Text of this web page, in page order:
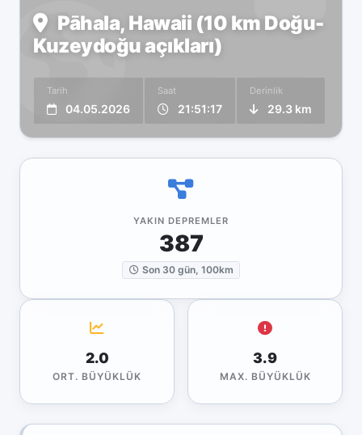
Pāhala, Hawaii (10 km Doğu-
Kuzeydoğu açıkları)
Tarih
04.05.2026
Saat
21:51:17
Derinlik
29.3 km
YAKIN DEPREMLER
387
Son 30 gün, 100km
2.0
ORT. BÜYÜKLÜK
3.9
MAX. BÜYÜKLÜK